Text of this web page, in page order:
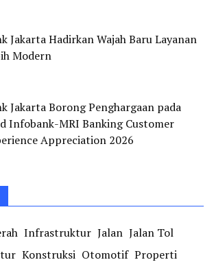
Jakarta Hadirkan Wajah Baru Layanan
Modern
Jakarta Borong Penghargaan pada
Infobank-MRI Banking Customer
Appreciation 2026
Infrastruktur Jalan Jalan Tol
Konstruksi Otomotif Properti